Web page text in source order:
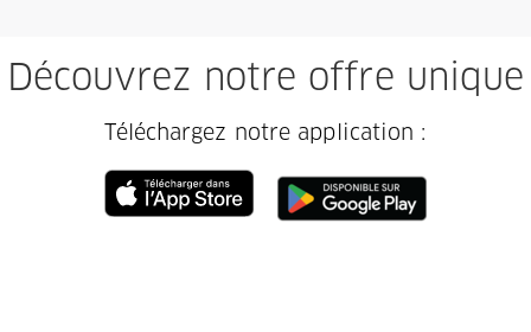
Découvrez notre offre unique
Téléchargez notre application :